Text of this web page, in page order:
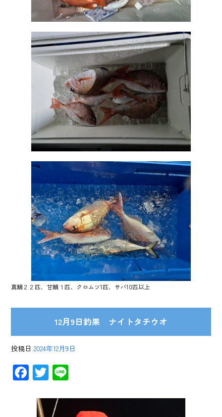
真鯛２２匹、甘鯛１匹、クロムツ1匹、サバ10匹以上
12月9日釣果 ナイトタチウオ
投稿日 2024年12月9日
F
ac
e
T
wi
tt